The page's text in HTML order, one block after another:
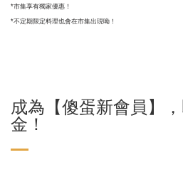
*市集享有獨家優惠！
*不定期限定料理也會在市集出現呦！
成為【傻蛋新會員】
金！